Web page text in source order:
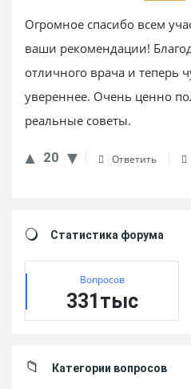
Огромное спасибо всем
ваши рекомендации!
отличного врача и теперь
увереннее. Очень ценно
реальные советы.
20 Ответить
Статистика форума
Вопросов
331тыс
Категории вопросов